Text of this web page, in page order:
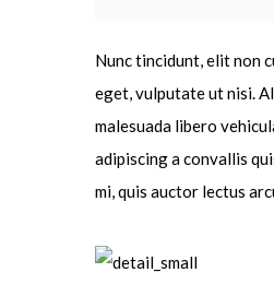
Nunc tincidunt, elit non
eget, vulputate ut nisi.
malesuada libero
adipiscing a convallis
mi, quis auctor lectus